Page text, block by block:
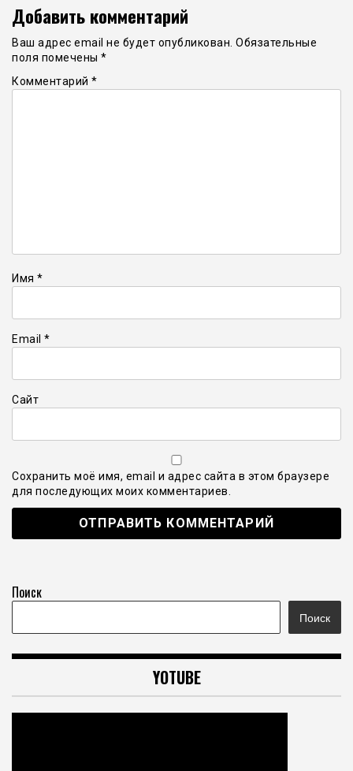
Добавить комментарий
Ваш адрес email не будет опубликован. Обязательные
поля помечены *
Комментарий *
Имя *
Email *
Сайт
Сохранить моё имя, email и адрес сайта в этом браузере
для последующих моих комментариев.
Поиск
Поиск
YOTUBE